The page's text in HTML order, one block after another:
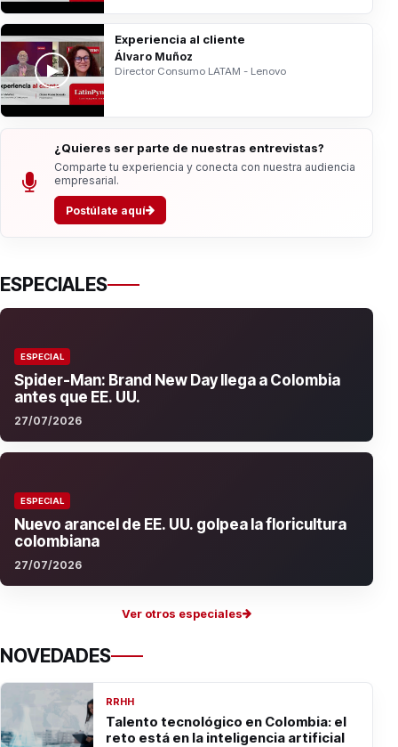
Experiencia al cliente
Álvaro Muñoz
Director Consumo LATAM - Lenovo
¿Quieres ser parte de nuestras entrevistas?
Comparte tu experiencia y conecta con nuestra audiencia
empresarial.
Postúlate aquí
ESPECIALES
ESPECIAL
Spider-Man: Brand New Day llega a Colombia
antes que EE. UU.
27/07/2026
ESPECIAL
Nuevo arancel de EE. UU. golpea la floricultura
colombiana
27/07/2026
Ver otros especiales
NOVEDADES
RRHH
Talento tecnológico en Colombia: el
reto está en la inteligencia artificial